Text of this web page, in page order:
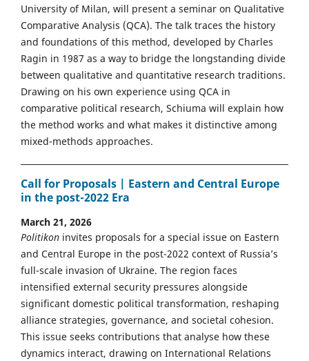
University of Milan, will present a seminar on Qualitative
Comparative Analysis (QCA). The talk traces the history
and foundations of this method, developed by Charles
Ragin in 1987 as a way to bridge the longstanding divide
between qualitative and quantitative research traditions.
Drawing on his own experience using QCA in
comparative political research, Schiuma will explain how
the method works and what makes it distinctive among
mixed-methods approaches.
Call for Proposals | Eastern and Central Europe
in the post-2022 Era
March 21, 2026
Politikon invites proposals for a special issue on Eastern
and Central Europe in the post-2022 context of Russia’s
full-scale invasion of Ukraine. The region faces
intensified external security pressures alongside
significant domestic political transformation, reshaping
alliance strategies, governance, and societal cohesion.
This issue seeks contributions that analyse how these
dynamics interact, drawing on International Relations